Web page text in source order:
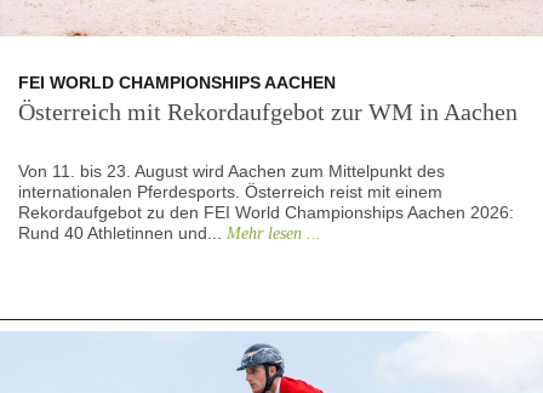
FEI WORLD CHAMPIONSHIPS AACHEN
Österreich mit Rekordaufgebot zur WM in Aachen
Von 11. bis 23. August wird Aachen zum Mittelpunkt des
internationalen Pferdesports. Österreich reist mit einem
Rekordaufgebot zu den FEI World Championships Aachen 2026:
Rund 40 Athletinnen und... Mehr lesen ...